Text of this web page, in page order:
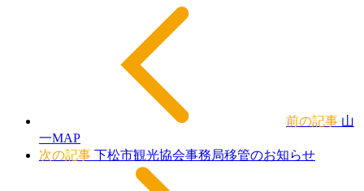
前の記事 山
一MAP
次の記事 下松市観光協会事務局移管のお知らせ